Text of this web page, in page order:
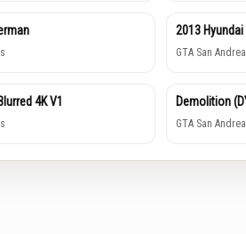
2013
GTA San
4K V1 Demolition
GTA San